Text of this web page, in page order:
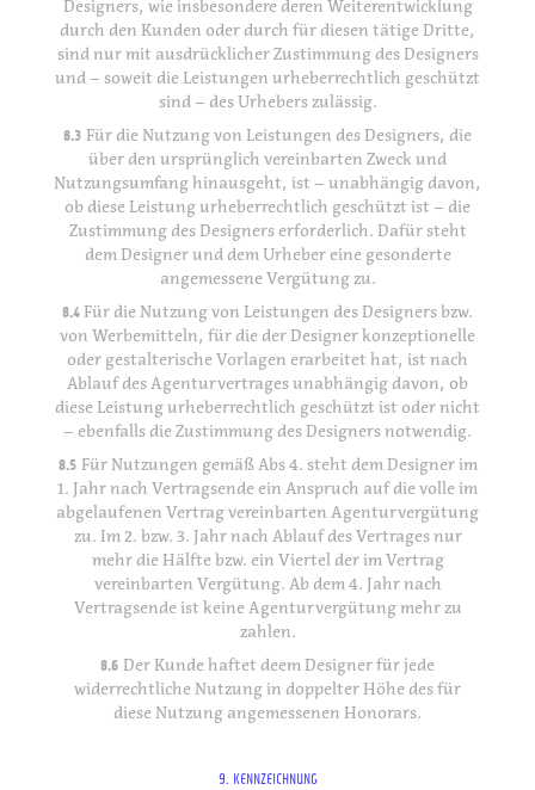
Designers, wie insbesondere deren Weiterentwicklung
durch den Kunden oder durch für diesen tätige Dritte,
sind nur mit ausdrücklicher Zustimmung des Designers
und – soweit die Leistungen urheberrechtlich geschützt
sind – des Urhebers zulässig.
8.3 Für die Nutzung von Leistungen des Designers, die
über den ursprünglich vereinbarten Zweck und
Nutzungsumfang hinausgeht, ist – unabhängig davon,
ob diese Leistung urheberrechtlich geschützt ist – die
Zustimmung des Designers erforderlich. Dafür steht
dem Designer und dem Urheber eine gesonderte
angemessene Vergütung zu.
8.4 Für die Nutzung von Leistungen des Designers bzw.
von Werbemitteln, für die der Designer konzeptionelle
oder gestalterische Vorlagen erarbeitet hat, ist nach
Ablauf des Agenturvertrages unabhängig davon, ob
diese Leistung urheberrechtlich geschützt ist oder nicht
– ebenfalls die Zustimmung des Designers notwendig.
8.5 Für Nutzungen gemäß Abs 4. steht dem Designer im
1. Jahr nach Vertragsende ein Anspruch auf die volle im
abgelaufenen Vertrag vereinbarten Agenturvergütung
zu. Im 2. bzw. 3. Jahr nach Ablauf des Vertrages nur
mehr die Hälfte bzw. ein Viertel der im Vertrag
vereinbarten Vergütung. Ab dem 4. Jahr nach
Vertragsende ist keine Agenturvergütung mehr zu
zahlen.
8.6 Der Kunde haftet deem Designer für jede
widerrechtliche Nutzung in doppelter Höhe des für
diese Nutzung angemessenen Honorars.
9. KENNZEICHNUNG